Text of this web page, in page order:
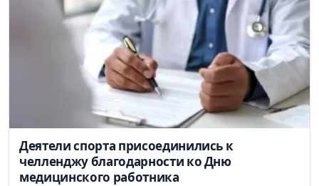
Деятели спорта присоединились к
челленджу благодарности ко Дню
медицинского работника